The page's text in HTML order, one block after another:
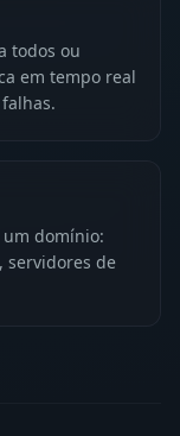
todos ou
em tempo real
domínio:
servidores de